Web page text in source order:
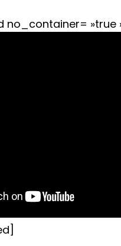
no_container= »true